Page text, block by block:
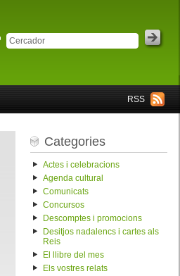
RSS
Categories
Actes i celebracions
Agenda cultural
Comunicats
Concursos
Descomptes i promocions
Desitjos nadalencs i cartes als
Reis
El llibre del mes
Els vostres relats